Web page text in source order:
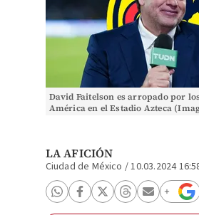
David Faitelson es arropado por
América en el Estadio Azteca
LA AFICIÓN
Ciudad de México /10.03.2024